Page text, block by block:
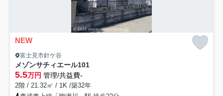
NEW
富士見市針ケ谷
メゾンサチィエール101
5.5万円 管理/共益費-
2階 / 21.32㎡ / 1K /築32年